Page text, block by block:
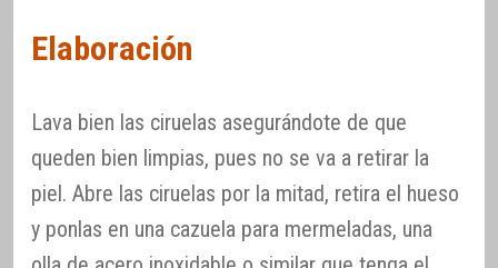
Elaboración
Lava bien las ciruelas asegurándote de que
queden bien limpias, pues no se va a retirar la
piel. Abre las ciruelas por la mitad, retira el hueso
y ponlas en una cazuela para mermeladas, una